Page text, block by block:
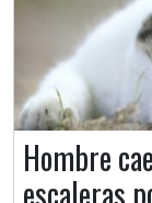
Hombre
escaleras